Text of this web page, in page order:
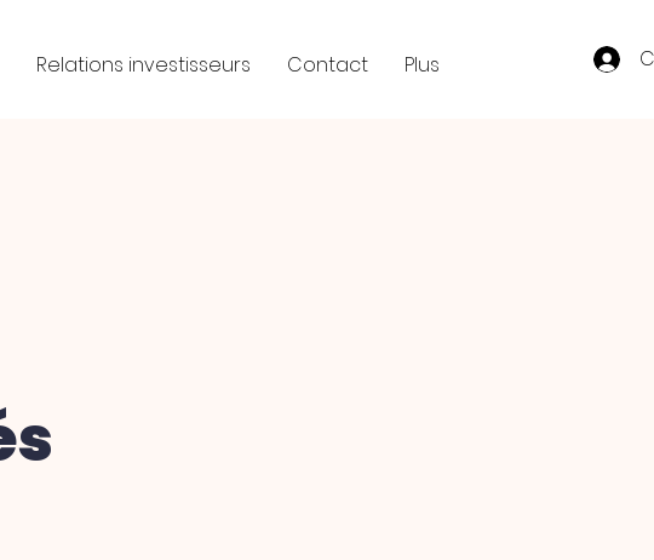
Relations investisseurs Contact Plus